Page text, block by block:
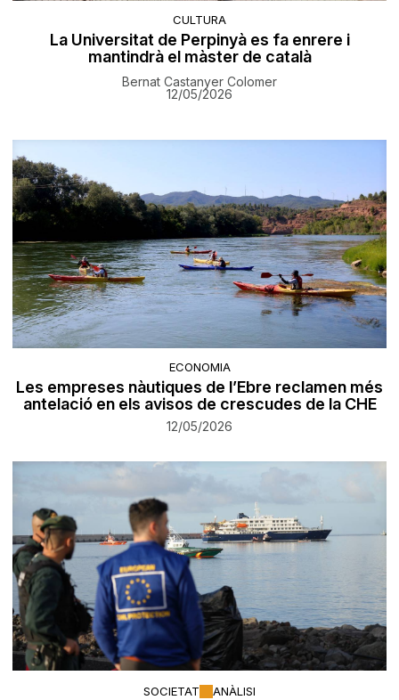
CULTURA
La Universitat de Perpinyà es fa enrere i
mantindrà el màster de català
Bernat Castanyer Colomer
12/05/2026
ECONOMIA
Les empreses nàutiques de l’Ebre reclamen més
antelació en els avisos de crescudes de la CHE
12/05/2026
SOCIETAT ANÀLISI